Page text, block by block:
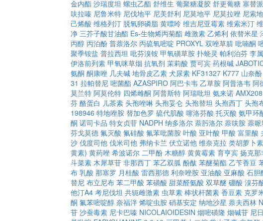
金内酯 沙瑞度坦 螺虫乙酯 舒维生 葡聚糖凝胶 舒更葡糖 塞替派
呋拉嗪 尼鲁米特 尼伐地平 尼美舒利 尼莫地平 尼莫拉唑 尼索
己烯酸 维格列汀 脱氧卵磷脂 黄嘌呤 维吉尼亚霉素 维索米汀
净 三芥子酸甘油酯 Es-生物烯丙菊酯 雌激素 乙烯利 依替米星
丙醇 丙泊酚 普萘洛尔 丙硫氧嘧啶 PROXYL 双唑草腈 吡喃酮
聚季铵盐 普拉西坦 吡芬溴铵 甲氧磺草胺 扑蛲灵 帕利泊芬 李
伊洛前列素 甲氧咪草烟 抗氧剂 茉莉酸 贾可宾 药根碱
氨酮 酮康唑 几夫碱 地骨皮乙素 犬尿素 KF31327 K777 山奈酚
31 拉帕替尼 嘧菌酯 AZASPIRO 阿巴卡韦 乙草胺 阿昔洛韦 阿
莫兰特 阿莫伦特 四烯雌酮 阿普斯特 阿瑞吡坦 氨来诺 AMX208
芬 酪蛋白 儿茶素 头孢唑啉 头孢妥仑 头孢替坦 头孢西丁 头孢
198946 特地唑胺 替加色罗 硫代肌酸 噻洛芬酸 托灭酸 氨甲环
酮 诺司卡品 特女贞苷 NADPH 纳多洛尔 萘肟洛尔 萘呋胺 萘
芬戈莫德 氟灭酸 氟硅酸 氟苯吡菌胺 叶酸 亚叶酸 甲酸 富里酸
沙 伐度司他 伐米司他 弗纳卡兰 伏立诺他 维奈克拉 类胡萝卜素
黄素) 黄药唑 希波诺尔 二甲酚 木糖醇 黄黄霉素 育亨宾 扬克那
斗菜素 木犀草苷 非那西丁 苯乙双胍 酚酞 苯醚菊酯 乙苄香豆
布 乳酸 那塞罗 月桂酸 雷西那德 利奈唑胺 亚油酸 亚麻酸 石胆
替尼 布立尼布 苯二甲酸 苯磺酸 甜菜醛氨酸 双草醚 硼酸 溴芬
他汀A4 考尼伐坦 共轭雌激素 虫草素 棒状杆菌素 香豆素 克罗
酮 氟苯嘧啶醇 奈福泮 烯啶虫胺 硝基安定 纳地沙星 萘夫西林
苷 沙蚕毒素 尼卡巴嗪 NICOLAIOIDESIN 烟嘧磺隆 烟碱苷 尼